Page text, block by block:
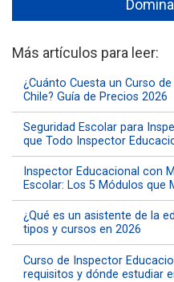
Más artículos para leer:
¿Cuánto Cuesta un Curso
Chile? Guía de Precios 2026
Seguridad Escolar para
que Todo Inspector
Inspector Educacional con
Escolar: Los 5 Módulos que
¿Qué es un asistente de la
tipos y cursos en 2026
Curso de Inspector
requisitos y dónde estudiar